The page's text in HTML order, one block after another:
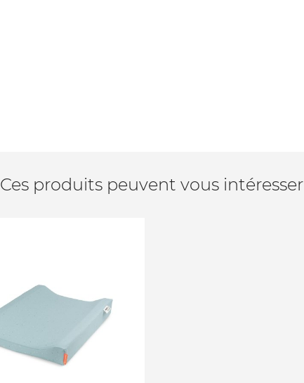
Ces produits peuvent vous intéresser